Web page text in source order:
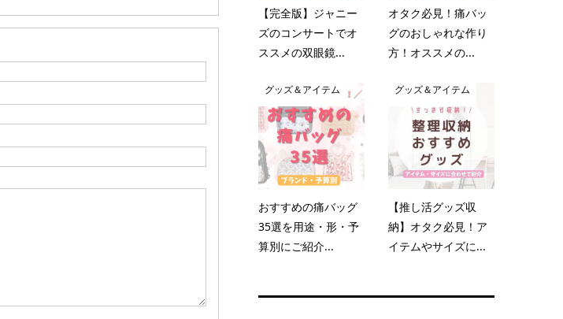
【完全版】ジャニー
ズのコンサートでオ
ススメの双眼鏡...
オタク必見！痛バッ
グのおしゃれな作り
方！オススメの...
グッズ＆アイテム
おすすめの痛バッグ
35選を用途・形・予
算別にご紹介...
グッズ＆アイテム
【推し活グッズ収
納】オタク必見！ア
イテムやサイズに...